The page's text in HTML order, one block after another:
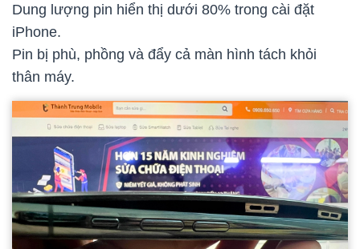
Dung lượng pin hiển thị dưới 80% trong cài đặt
iPhone.
Pin bị phù, phồng và đẩy cả màn hình tách khỏi
thân máy.